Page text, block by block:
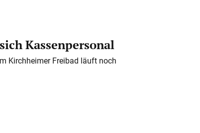
Kassenpersonal
Kirchheimer Freibad läuft noch